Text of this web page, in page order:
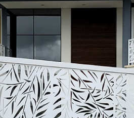
Casa Cor 2020